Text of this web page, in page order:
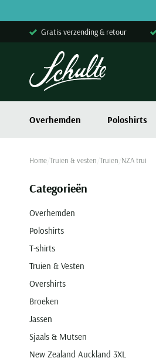
Gratis verzending & retour
Overhemden Poloshirts
Home Truien & vesten Truien NZA trui
Categorieën
Overhemden
Poloshirts
T-shirts
Truien & Vesten
Overshirts
Broeken
Jassen
Sjaals & Mutsen
New Zealand Auckland 3XL